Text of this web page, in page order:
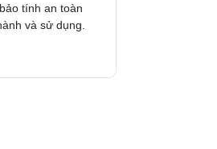
tính an toàn
và sử dụng.